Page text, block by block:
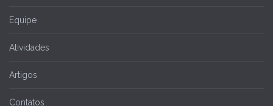
Equipe
Atividades
Artigos
Contatos